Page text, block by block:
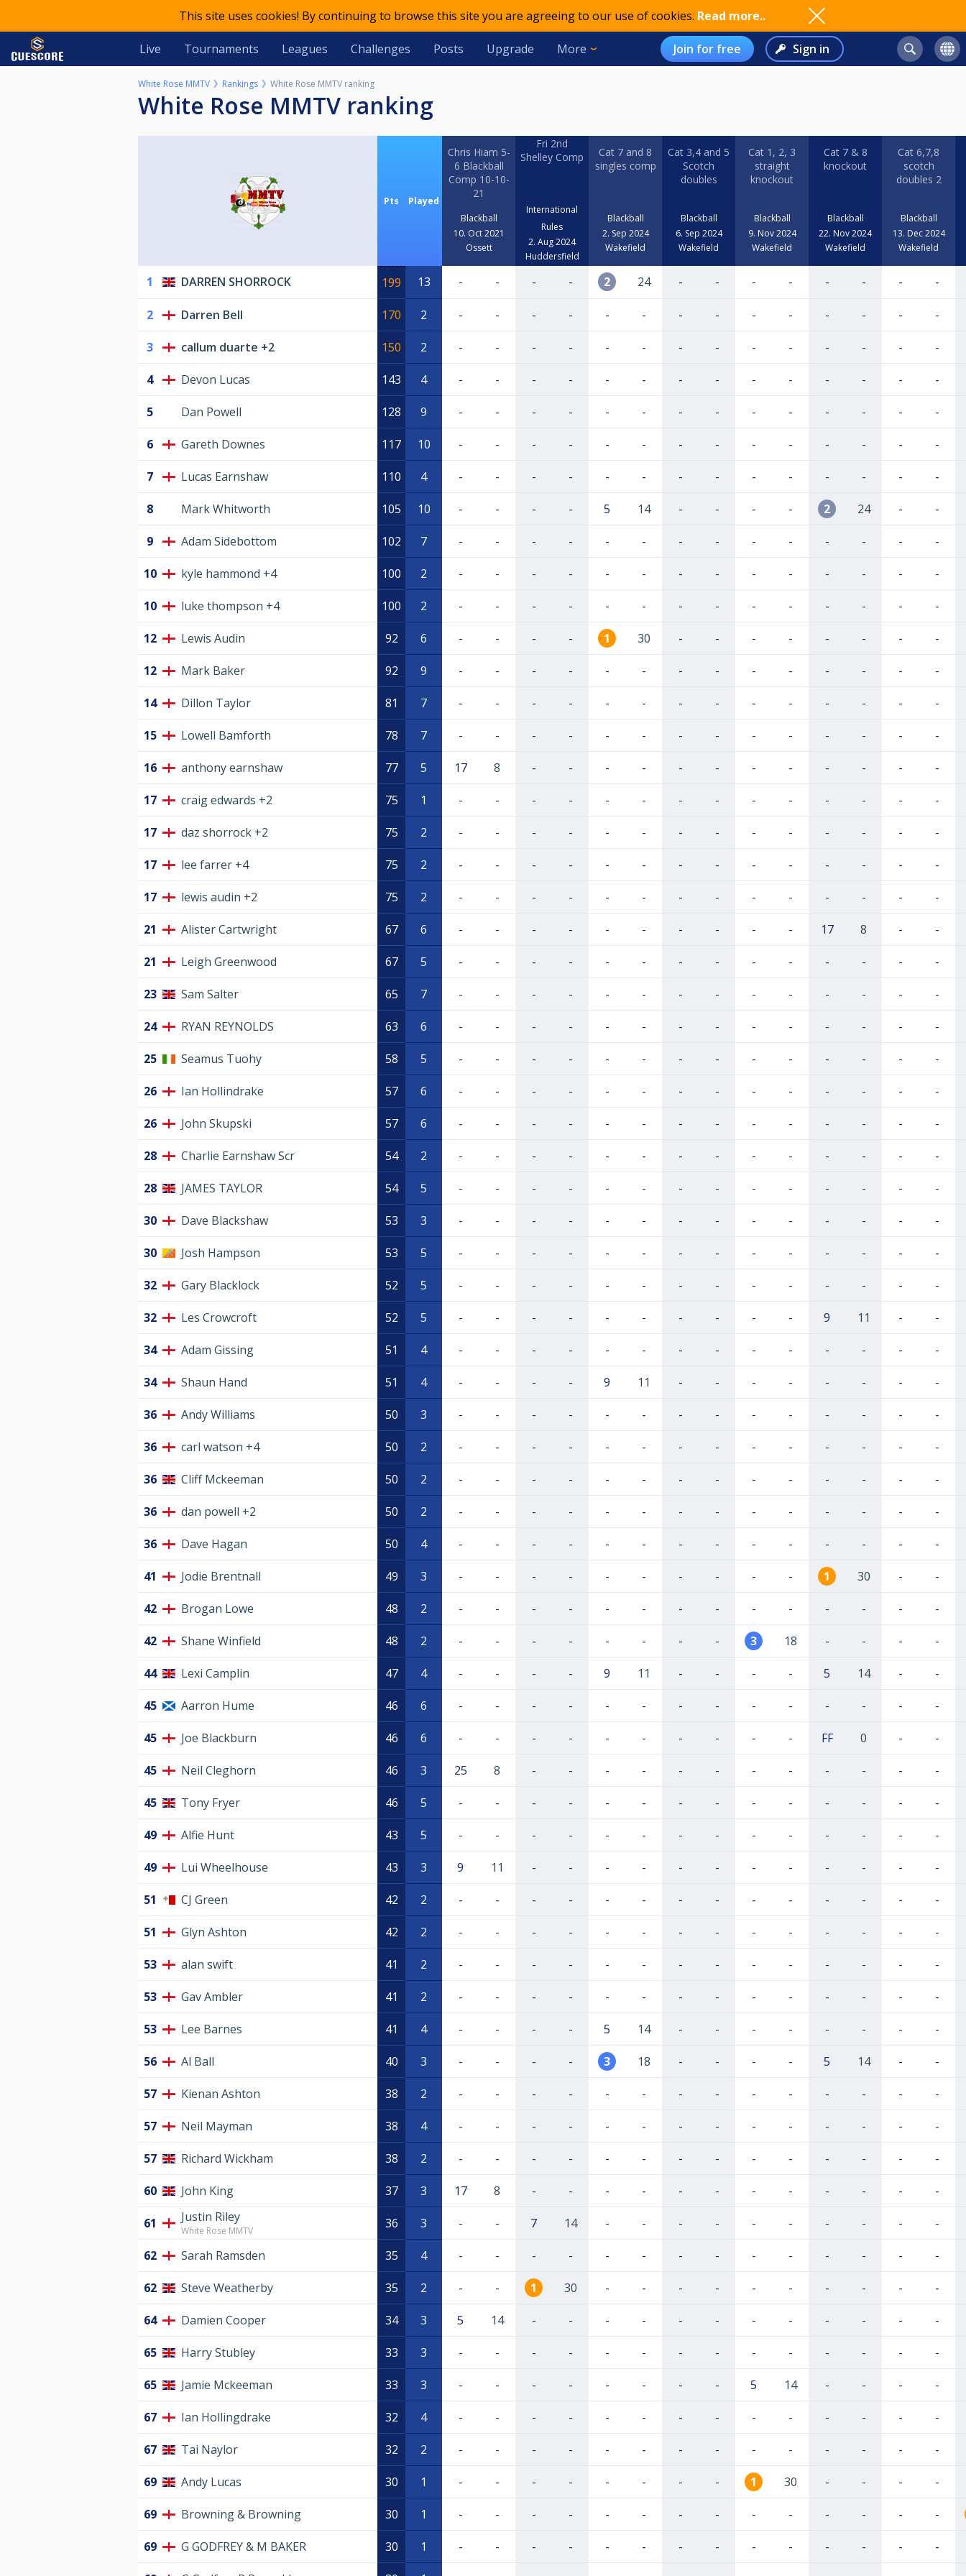
This site uses cookies! By continuing to browse this site you are agreeing to our use of cookies. Read more..
Live Tournaments Leagues Challenges Posts Upgrade More Join for free Sign in
White Rose MMTV Rankings White Rose MMTV ranking
White Rose MMTV ranking
Pts Played
Chris Hiam 5-
6 Blackball
Comp 10-10-
21
Blackball
10. Oct 2021
Ossett
Fri 2nd
Shelley Comp
International
Rules
2. Aug 2024
Huddersfield
Cat 7 and 8
singles comp
Blackball
2. Sep 2024
Wakefield
Cat 3,4 and 5
Scotch
doubles
Blackball
6. Sep 2024
Wakefield
Cat 1, 2, 3
straight
knockout
Blackball
9. Nov 2024
Wakefield
Cat 7 & 8
knockout
Blackball
22. Nov 2024
Wakefield
Cat 6,7,8
scotch
doubles 2
Blackball
13. Dec 2024
Wakefield
1 DARREN SHORROCK 199 13 - - - - 2 24 - - - - - - - -
2 Darren Bell 170 2 - - - - - - - - - - - - - -
3 callum duarte +2 150 2 - - - - - - - - - - - - - -
4 Devon Lucas 143 4 - - - - - - - - - - - - - -
5 Dan Powell 128 9 - - - - - - - - - - - - - -
6 Gareth Downes 117 10 - - - - - - - - - - - - - -
7 Lucas Earnshaw 110 4 - - - - - - - - - - - - - -
8 Mark Whitworth 105 10 - - - - 5 14 - - - - 2 24 - -
9 Adam Sidebottom 102 7 - - - - - - - - - - - - - -
10 kyle hammond +4 100 2 - - - - - - - - - - - - - -
10 luke thompson +4 100 2 - - - - - - - - - - - - - -
12 Lewis Audin 92 6 - - - - 1 30 - - - - - - - -
12 Mark Baker 92 9 - - - - - - - - - - - - - -
14 Dillon Taylor 81 7 - - - - - - - - - - - - - -
15 Lowell Bamforth 78 7 - - - - - - - - - - - - - -
16 anthony earnshaw 77 5 17 8 - - - - - - - - - - - -
17 craig edwards +2 75 1 - - - - - - - - - - - - - -
17 daz shorrock +2 75 2 - - - - - - - - - - - - - -
17 lee farrer +4 75 2 - - - - - - - - - - - - - -
17 lewis audin +2 75 2 - - - - - - - - - - - - - -
21 Alister Cartwright 67 6 - - - - - - - - - - 17 8 - -
21 Leigh Greenwood 67 5 - - - - - - - - - - - - - -
23 Sam Salter 65 7 - - - - - - - - - - - - - -
24 RYAN REYNOLDS 63 6 - - - - - - - - - - - - - -
25 Seamus Tuohy 58 5 - - - - - - - - - - - - - -
26 Ian Hollindrake 57 6 - - - - - - - - - - - - - -
26 John Skupski 57 6 - - - - - - - - - - - - - -
28 Charlie Earnshaw Scr 54 2 - - - - - - - - - - - - - -
28 JAMES TAYLOR 54 5 - - - - - - - - - - - - - -
30 Dave Blackshaw 53 3 - - - - - - - - - - - - - -
30 Josh Hampson 53 5 - - - - - - - - - - - - - -
32 Gary Blacklock 52 5 - - - - - - - - - - - - - -
32 Les Crowcroft 52 5 - - - - - - - - - - 9 11 - -
34 Adam Gissing 51 4 - - - - - - - - - - - - - -
34 Shaun Hand 51 4 - - - - 9 11 - - - - - - - -
36 Andy Williams 50 3 - - - - - - - - - - - - - -
36 carl watson +4 50 2 - - - - - - - - - - - - - -
36 Cliff Mckeeman 50 2 - - - - - - - - - - - - - -
36 dan powell +2 50 2 - - - - - - - - - - - - - -
36 Dave Hagan 50 4 - - - - - - - - - - - - - -
41 Jodie Brentnall 49 3 - - - - - - - - - - 1 30 - -
42 Brogan Lowe 48 2 - - - - - - - - - - - - - -
42 Shane Winfield 48 2 - - - - - - - - 3 18 - - - -
44 Lexi Camplin 47 4 - - - - 9 11 - - - - 5 14 - -
45 Aarron Hume 46 6 - - - - - - - - - - - - - -
45 Joe Blackburn 46 6 - - - - - - - - - - FF 0 - -
45 Neil Cleghorn 46 3 25 8 - - - - - - - - - - - -
45 Tony Fryer 46 5 - - - - - - - - - - - - - -
49 Alfie Hunt 43 5 - - - - - - - - - - - - - -
49 Lui Wheelhouse 43 3 9 11 - - - - - - - - - - - -
51 CJ Green 42 2 - - - - - - - - - - - - - -
51 Glyn Ashton 42 2 - - - - - - - - - - - - - -
53 alan swift 41 2 - - - - - - - - - - - - - -
53 Gav Ambler 41 2 - - - - - - - - - - - - - -
53 Lee Barnes 41 4 - - - - 5 14 - - - - - - - -
56 Al Ball 40 3 - - - - 3 18 - - - - 5 14 - -
57 Kienan Ashton 38 2 - - - - - - - - - - - - - -
57 Neil Mayman 38 4 - - - - - - - - - - - - - -
57 Richard Wickham 38 2 - - - - - - - - - - - - - -
60 John King 37 3 17 8 - - - - - - - - - - - -
61 Justin Riley
White Rose MMTV 36 3 - - 7 14 - - - - - - - - - -
62 Sarah Ramsden 35 4 - - - - - - - - - - - - - -
62 Steve Weatherby 35 2 - - 1 30 - - - - - - - - - -
64 Damien Cooper 34 3 5 14 - - - - - - - - - - - -
65 Harry Stubley 33 3 - - - - - - - - - - - - - -
65 Jamie Mckeeman 33 3 - - - - - - - - 5 14 - - - -
67 Ian Hollingdrake 32 4 - - - - - - - - - - - - - -
67 Tai Naylor 32 2 - - - - - - - - - - - - - -
69 Andy Lucas 30 1 - - - - - - - - 1 30 - - - -
69 Browning & Browning 30 1 - - - - - - - - - - - - - -
69 G GODFREY & M BAKER 30 1 - - - - - - - - - - - - - -